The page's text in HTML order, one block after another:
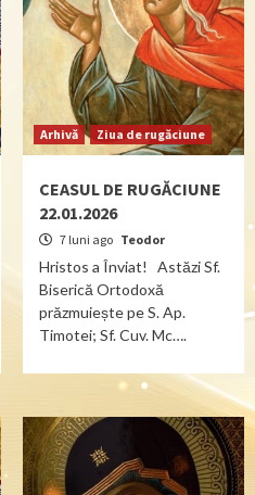
Arhivă Ziua de rugăciune
CEASUL DE RUGĂCIUNE
22.01.2026
7 luni ago Teodor
Hristos a Înviat! Astăzi Sf.
Biserică Ortodoxă
prăzmuiește pe S. Ap.
Timotei; Sf. Cuv. Mc….